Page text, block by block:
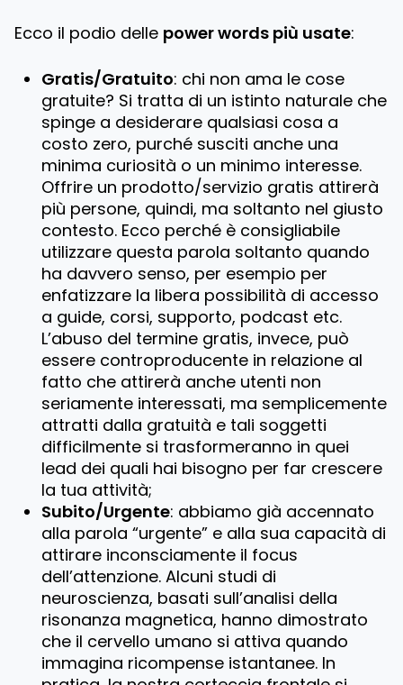
Ecco il podio delle power words più usate:
Gratis/Gratuito: chi non ama le cose
gratuite? Si tratta di un istinto naturale che
spinge a desiderare qualsiasi cosa a
costo zero, purché susciti anche una
minima curiosità o un minimo interesse.
Offrire un prodotto/servizio gratis attirerà
più persone, quindi, ma soltanto nel giusto
contesto. Ecco perché è consigliabile
utilizzare questa parola soltanto quando
ha davvero senso, per esempio per
enfatizzare la libera possibilità di accesso
a guide, corsi, supporto, podcast etc.
L’abuso del termine gratis, invece, può
essere controproducente in relazione al
fatto che attirerà anche utenti non
seriamente interessati, ma semplicemente
attratti dalla gratuità e tali soggetti
difficilmente si trasformeranno in quei
lead dei quali hai bisogno per far crescere
la tua attività;
Subito/Urgente: abbiamo già accennato
alla parola “urgente” e alla sua capacità di
attirare inconsciamente il focus
dell’attenzione. Alcuni studi di
neuroscienza, basati sull’analisi della
risonanza magnetica, hanno dimostrato
che il cervello umano si attiva quando
immagina ricompense istantanee. In